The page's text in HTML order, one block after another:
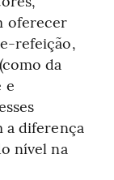
oferecer
refeição,
da
e
a diferença
nível na